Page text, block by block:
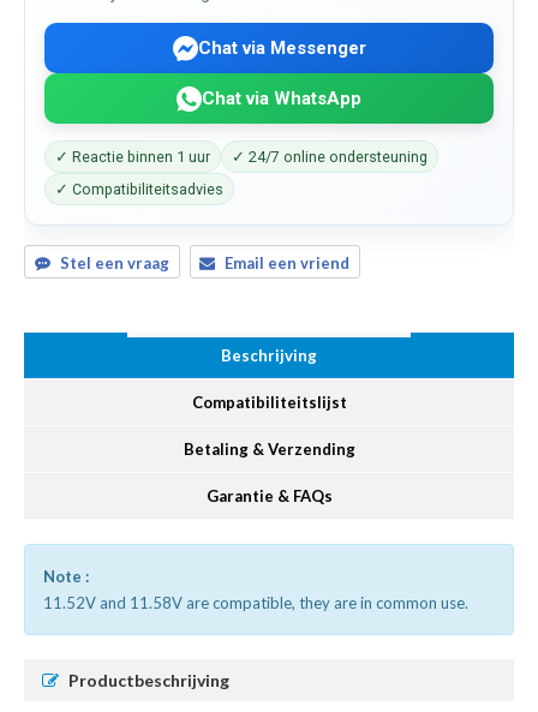
Chat via Messenger
Chat via WhatsApp
✓ Reactie binnen 1 uur
✓ 24/7 online ondersteuning
✓ Compatibiliteitsadvies
Stel een vraag Email een vriend
Beschrijving
Compatibiliteitslijst
Betaling & Verzending
Garantie & FAQs
Note :
11.52V and 11.58V are compatible, they are in common use.
Productbeschrijving